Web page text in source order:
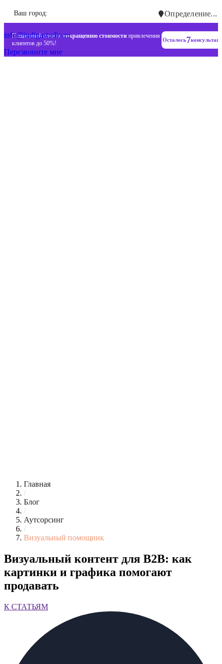
Ваш город: Определение...
Пошаговый план посокращению стоимости привлечения
клиентов до 50%!
Осталось7
+7 (993) 477-18-57
info@indigastudio.ru
Перезвоните мне
Главная
/
Блог
/
Аутсорсинг
/
Визуальный помощник
Визуальный контент для B2B: как
картинки и графика помогают
продавать
К СТАТЬЯМ